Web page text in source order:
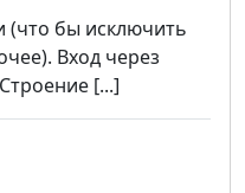
(что бы исключить
Вход через
[...]